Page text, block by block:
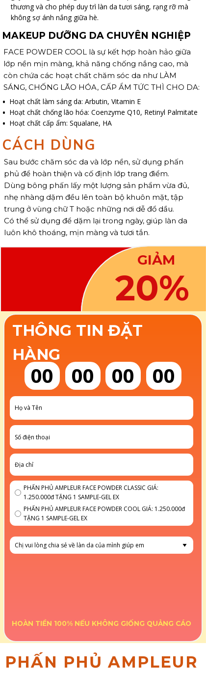
thương và cho phép duy trì làn da tươi sáng, rạng rỡ mà
không sợ ánh nắng giữa hè.
MAKEUP DƯỠNG DA CHUYÊN NGHIỆP
FACE POWDER COOL là sự kết hợp hoàn hảo giữa
lớp nền mịn màng, khả năng chống nắng cao, mà
còn chứa các hoạt chất chăm sóc da như LÀM
SÁNG, CHỐNG LÃO HÓA, CẤP ẨM TỨC THÌ CHO DA:
Hoạt chất làm sáng da: Arbutin, Vitamin E
Hoạt chất chống lão hóa: Coenzyme Q10, Retinyl Palmitate
Hoạt chất cấp ẩm: Squalane, HA
CÁCH DÙNG
Sau bước chăm sóc da và lớp nền, sử dụng phấn
phủ để hoàn thiện và cố định lớp trang điểm.
Dùng bông phấn lấy một lượng sản phẩm vừa đủ,
nhẹ nhàng dặm đều lên toàn bộ khuôn mặt, tập
trung ở vùng chữ T hoặc những nơi dễ đổ dầu.
Có thể sử dụng để dặm lại trong ngày, giúp làn da
luôn khô thoáng, mịn màng và tươi tắn.
GIẢM
20%
THÔNG TIN ĐẶT
HÀNG
00 00 00 00
PHẤN PHỦ AMPLEUR FACE POWDER CLASSIC GIÁ:
1.250.000đ TẶNG 1 SAMPLE-GEL EX
PHẤN PHỦ AMPLEUR FACE POWDER COOL GIÁ: 1.250.000đ
TẶNG 1 SAMPLE-GEL EX
HOÀN TIỀN 100% NẾU KHÔNG GIỐNG QUẢNG CÁO
PHẤN PHỦ AMPLEUR